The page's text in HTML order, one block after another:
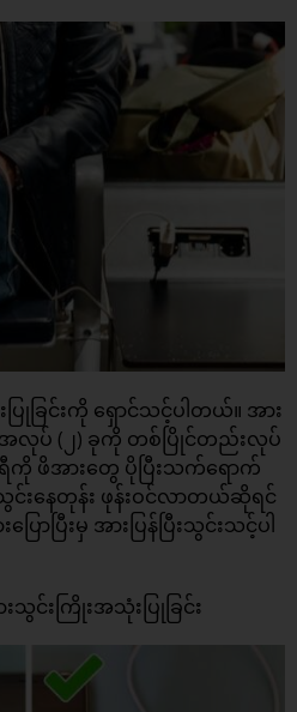
ပြုခြင်းကို ရှောင်သင့်ပါတယ်။ အား
အလုပ် (၂) ခုကို တစ်ပြိုင်တည်းလုပ်
ကို ဖိအားတွေ ပိုပြီးသက်ရောက်
းနေတုန်း ဖုန်းဝင်လာတယ်ဆိုရင်
ောပြီးမှ အားပြန်ပြီးသွင်းသင့်ပါ
င်းကြိုးအသုံးပြုခြင်း